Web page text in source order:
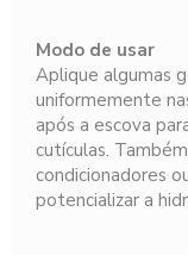
Modo de usar
Aplique algumas
uniformemente
após a escova
cutículas.
condicionadores
potencializar a